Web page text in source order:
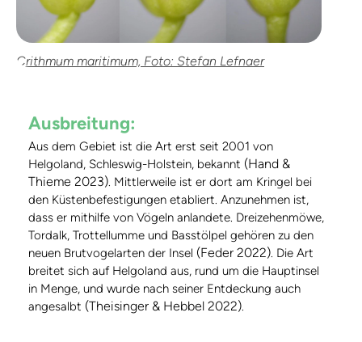
Crithmum maritimum, Foto: Stefan Lefnaer
Ausbreitung:
Aus dem Gebiet ist die Art erst seit 2001 von
Helgoland, Schleswig-Holstein, bekannt (Hand &
Thieme 2023). Mittlerweile ist er dort am Kringel bei
den Küstenbefestigungen etabliert. Anzunehmen ist,
dass er mithilfe von Vögeln anlandete. Dreizehenmöwe,
Tordalk, Trottellumme und Basstölpel gehören zu den
neuen Brutvogelarten der Insel (Feder 2022). Die Art
breitet sich auf Helgoland aus, rund um die Hauptinsel
in Menge, und wurde nach seiner Entdeckung auch
angesalbt (Theisinger & Hebbel 2022).